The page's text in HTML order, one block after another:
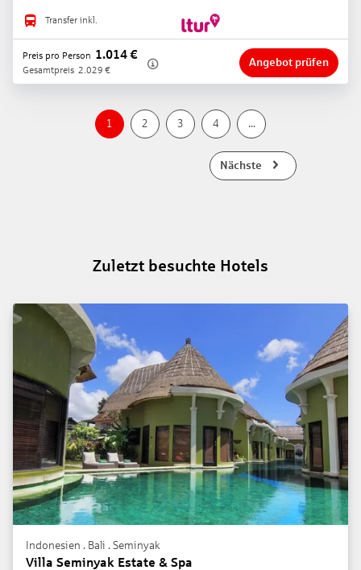
Transfer inkl.
Preis pro Person 1.014€
Gesamtpreis 2.029 €
Angebot prüfen
1 2 3 4 ...
Nächste
Zuletzt besuchte Hotels
Indonesien . Bali . Seminyak
Villa Seminyak Estate & Spa